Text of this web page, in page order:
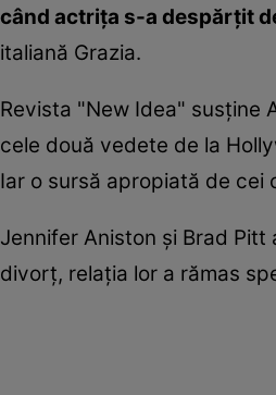
când actriţa s-a despărţit
italiană Grazia.
Revista "New Idea" susţine
cele două vedete de la
Iar o sursă apropiată de cei
Jennifer Aniston şi Brad
divorţ, relaţia lor a rămas